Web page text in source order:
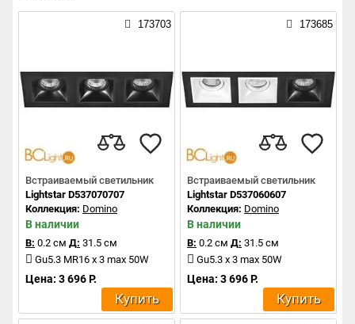
173703
Встраиваемый светильник
Lightstar D537070707
Коллекция: Domino
В наличии
В: 0.2 см Д: 31.5 см
Gu5.3 MR16 x 3 max 50W
Цена: 3 696 Р.
Купить
173685
Встраиваемый светильник
Lightstar D537060607
Коллекция: Domino
В наличии
В: 0.2 см Д: 31.5 см
Gu5.3 x 3 max 50W
Цена: 3 696 Р.
Купить